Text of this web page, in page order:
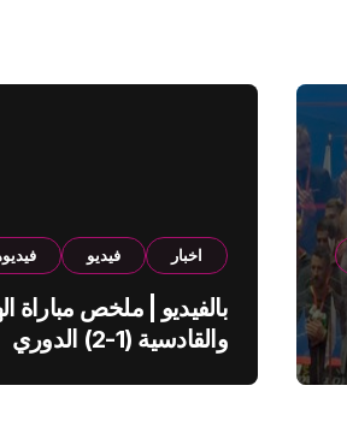
اخبار فيديو
بالفيديو | ملخص مباراة
والقادسية (1-2) الدوري